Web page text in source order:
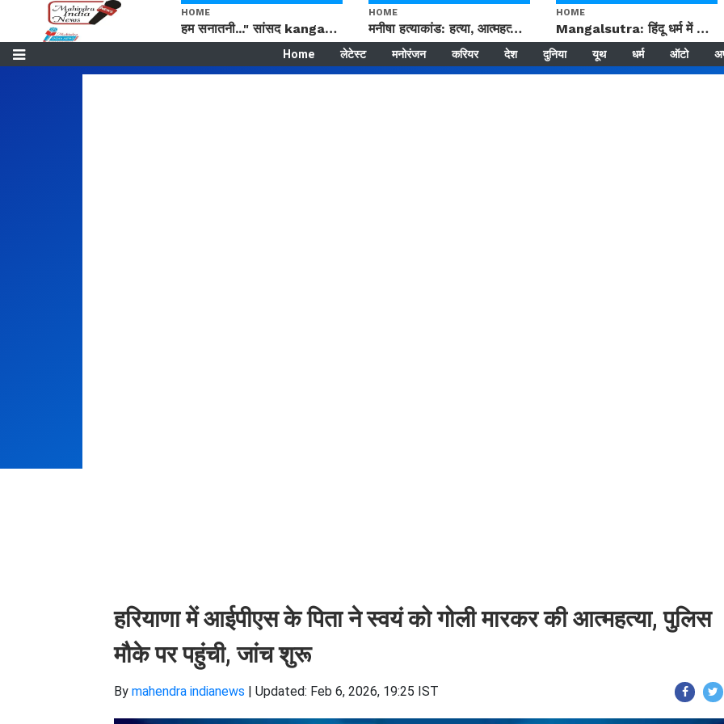
HOME
हम सनातनी..." सांसद kangana Ranaut से क्या बोली लड़की? Viral Jantar-Mantar | CJP protest
HOME
मनीषा हत्याकांड: हत्या, आत्महत्या या कोई बड़ा राज? | Full Story | Josh Haryana
HOME
Mangalsutra: हिंदू धर्म में शादी के बाद मंगलसूत्र क्यों पहनती है महिलाएं, किसने शुरु की ये परंपरा
Home लेटेस्ट मनोरंजन करियर देश दुनिया यूथ धर्म ऑटो
हरियाणा में आईपीएस के पिता ने स्वयं को गोली मारकर की आत्महत्या, पुलिस
मौके पर पहुंची, जांच शुरू
By mahendra indianews | Updated: Feb 6, 2026, 19:25 IST